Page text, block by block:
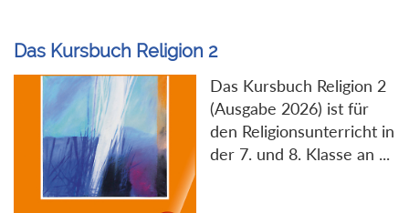
Das Kursbuch Religion 2
Das Kursbuch Religion 2
(Ausgabe 2026) ist für
den Religionsunterricht in
der 7. und 8. Klasse an ...